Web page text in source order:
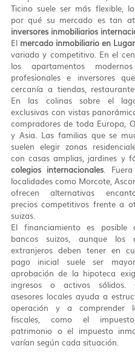
Ticino suele ser más flexible,
inversores inmobiliarios
El mercado inmobiliario en
variado y competitivo. En el
los apartamentos
profesionales e inversores
cercanía a tiendas,
En las colinas sobre el
exclusivas con vistas
compradores de toda Europa,
y Asia. Las familias que se
suelen elegir zonas
colegios internacionales.
localidades como Morcote,
ofrecen alternativas
precios competitivos frente a
suizas.
El financiamiento es posible
bancos suizos, aunque los
extranjeros deben tener en
pago inicial suele ser
aprobación de la hipoteca
ingresos o activos sólidos.
asesores locales ayuda a
operación y a comprender
fiscales, como el
patrimonio o el impuesto
varían según cada situación.